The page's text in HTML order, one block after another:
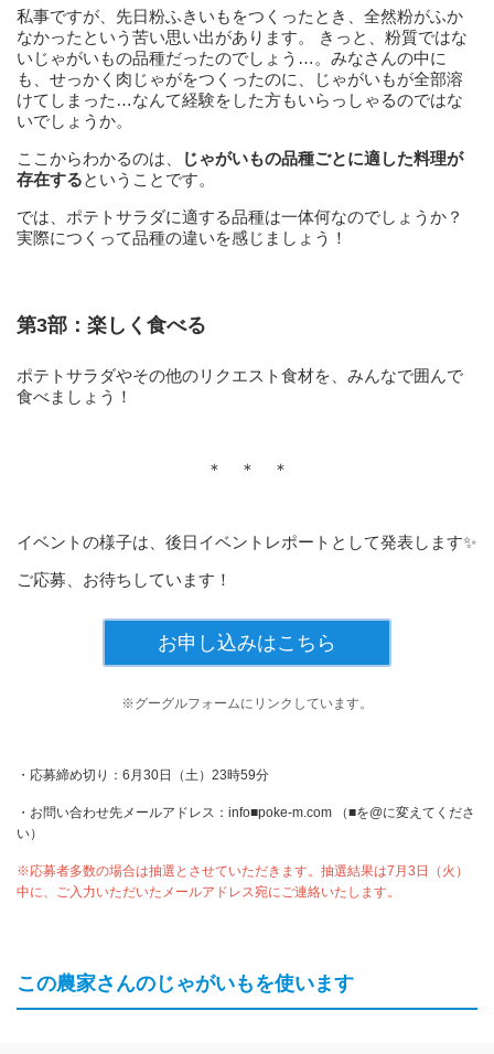
私事ですが、先日粉ふきいもをつくったとき、全然粉がふか
なかったという苦い思い出があります。 きっと、粉質ではな
いじゃがいもの品種だったのでしょう…。みなさんの中に
も、せっかく肉じゃがをつくったのに、じゃがいもが全部溶
けてしまった…なんて経験をした方もいらっしゃるのではな
いでしょうか。
ここからわかるのは、
じゃがいもの品種ごとに適した料理が
存在するということです。
では、ポテトサラダに適する品種は一体何なのでしょうか？
実際につくって品種の違いを感じましょう！
第3部：楽しく食べる
ポテトサラダやその他のリクエスト食材を、みんなで囲んで
食べましょう！
＊ ＊ ＊
イベントの様子は、後日イベントレポートとして発表します✨
ご応募、お待ちしています！
お申し込みはこちら
※グーグルフォームにリンクしています。
・応募締め切り：6月30日（土）23時59分
・お問い合わせ先メールアドレス：info■poke-m.com （■を@に変えてくださ
い）
※応募者多数の場合は抽選とさせていただきます。抽選結果は7月3日（火）
中に、ご入力いただいたメールアドレス宛にご連絡いたします。
この農家さんのじゃがいもを使います